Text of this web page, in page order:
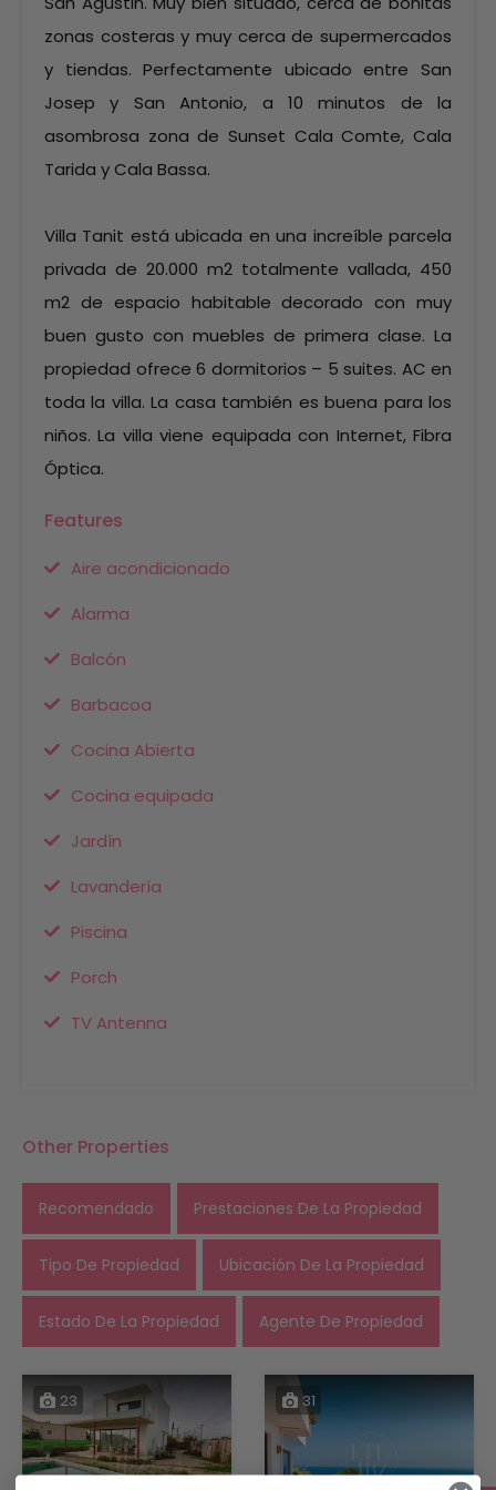
zonas costeras y muy cerca de supermercados
y tiendas. Perfectamente ubicado entre San
Josep y San Antonio, a 10 minutos de la
asombrosa zona de Sunset Cala Comte, Cala
Tarida y Cala Bassa.
Villa Tanit está ubicada en una increíble parcela
privada de 20.000 m2 totalmente vallada, 450
m2 de espacio habitable decorado con muy
buen gusto con muebles de primera clase. La
propiedad ofrece 6 dormitorios – 5 suites. AC en
toda la villa. La casa también es buena para los
niños. La villa viene equipada con Internet, Fibra
Óptica.
Features
Aire acondicionado
Alarma
Balcón
Barbacoa
Cocina Abierta
Cocina equipada
Jardín
Lavandería
Piscina
Porch
TV Antenna
Other Properties
Recomendado Prestaciones De La Propiedad
Tipo De Propiedad Ubicación De La Propiedad
Estado De La Propiedad Agente De Propiedad
23 31